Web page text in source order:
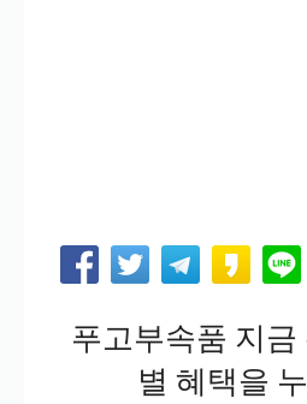
푸고부속품 지
별 혜택을